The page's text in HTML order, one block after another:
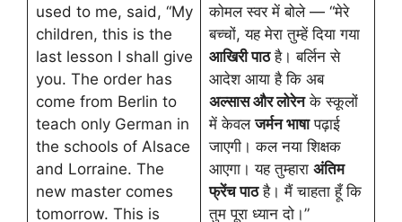
used to me, said, “My
children, this is the
last lesson I shall give
you. The order has
come from Berlin to
teach only German in
the schools of Alsace
and Lorraine. The
new master comes
tomorrow. This is
कोमल स्वर में बोले — “मेरे
बच्चों, यह मेरा तुम्हें दिया गया
आखिरी पाठहै। बर्लिन से
आदेश आया है कि अब
अल्सास और लोरेनके स्कूलों
में केवलजर्मन भाषापढ़ाई
जाएगी। कल नया शिक्षक
आएगा। यह तुम्हारा अंतिम
फ्रेंच पाठहै। मैं चाहता हूँ कि
तुम पूरा ध्यान दो।”